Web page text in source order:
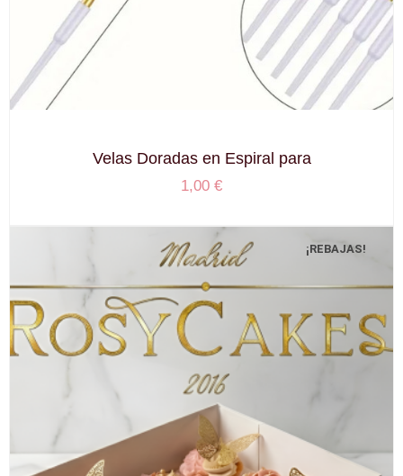
Velas Doradas en Espiral para
1,00 €
¡REBAJAS!